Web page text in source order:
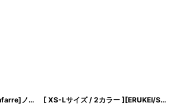
[ S-Lサイズ / 2カラー ][rinfarre]ノースリーブ・シンプル・ペンシル・ボートネック・タイト・ミディアムドレス・ワンピース[黒木麗奈着用・薗田杏奈着用][送料無料] [ XS-Lサイズ / 2カラー ][ERUKEI/SETTAN]シンプル・ラインストーン・スパンコール・ポケット・ノースリーブ・Aライン・ミニドレス・ワンピース[送料無料]